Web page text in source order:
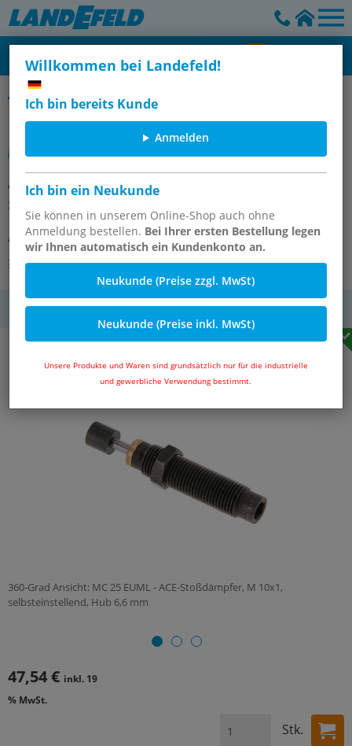
Willkommen bei Landefeld!
Ich bin bereits Kunde
Anmelden
Ich bin ein Neukunde
Sie können in unserem Online-Shop auch ohne
Anmeldung bestellen. Bei Ihrer ersten Bestellung legen
wir Ihnen automatisch ein Kundenkonto an.
Neukunde (Preise zzgl. MwSt)
Neukunde (Preise inkl. MwSt)
Unsere Produkte und Waren sind grundsätzlich nur für die industrielle
und gewerbliche Verwendung bestimmt.
Selbsteinstellende Stoßdämpfer, MC (5-75)
ACE-Stoßdämpfer, M 10x1,
selbsteinstellend, Hub 6,6 mm
Artikelnummer: MC 25 EUML
Andere Varianten des Artikels
MwSt.
360-Grad Ansicht: MC 25 EUML - ACE-Stoßdämpfer, M 10x1,
selbsteinstellend, Hub 6,6 mm
47,54 € inkl. 19
% MwSt.
Stk.